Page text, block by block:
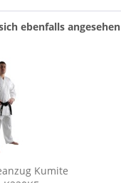
ebenfalls angesehen
Kumite